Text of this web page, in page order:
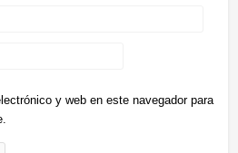
y web en este navegador para